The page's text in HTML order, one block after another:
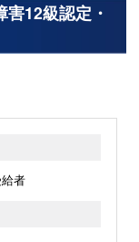
12級認定・
者